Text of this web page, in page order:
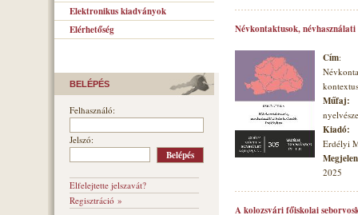
Elektronikus kiadványok
Elérhetőség
BELÉPÉS
Felhasználó:
Jelszó:
Elfelejtette jelszavát?
Regisztráció »
Névkontaktusok,
Cím:
Műfaj:
Kiadó:
Erdélyi
2025
A kolozsvári főiskolai